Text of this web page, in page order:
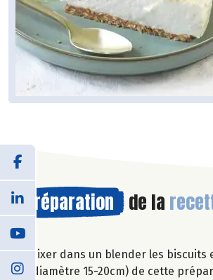
Préparation de la
Mixer dans un blender les biscuits
(diamètre 15-20cm) de cette